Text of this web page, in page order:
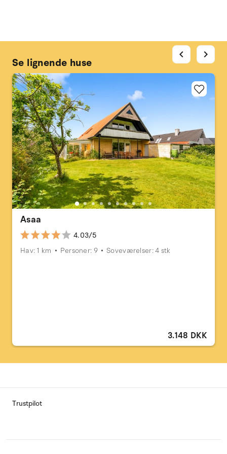
Se lignende huse
Asaa
4.03/5
Hav: 1 km
Personer: 9 Soveværelser: 4 stk
3.148 DKK
chevron_left chevron_right
Trustpilot